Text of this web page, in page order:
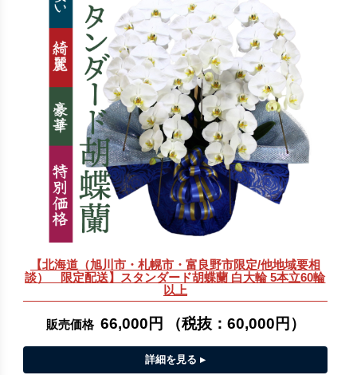
【北海道（旭川市・札幌市・富良野市限定/他地域要相
談） 限定配送】スタンダード胡蝶蘭 白大輪 5本立60輪
以上
販売価格 66,000円 （税抜： 60,000円 ）